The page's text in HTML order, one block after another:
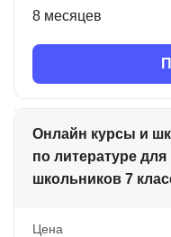
8 месяцев
Онлайн курсы и
по литературе для
школьников 7
Цена